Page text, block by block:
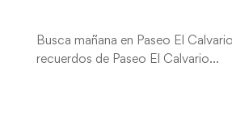
Busca mañana en Paseo El
recuerdos de Paseo El Calvario…